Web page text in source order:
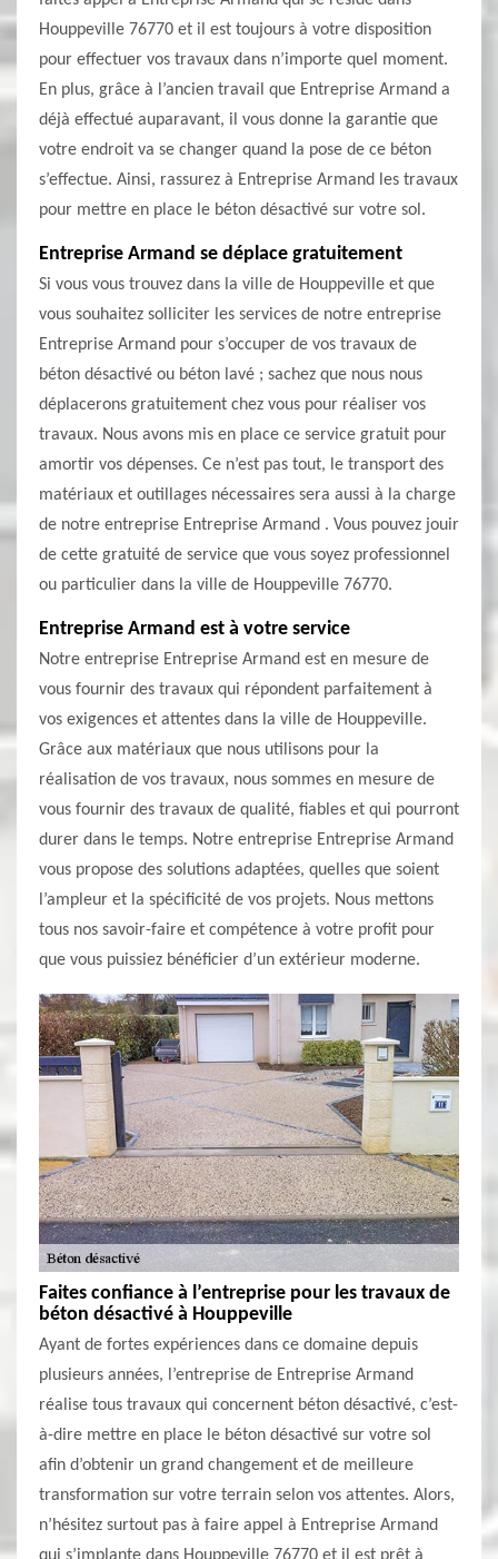
Houppeville 76770 et il est toujours à votre disposition
pour effectuer vos travaux dans n’importe quel moment.
En plus, grâce à l’ancien travail que Entreprise Armand a
déjà effectué auparavant, il vous donne la garantie que
votre endroit va se changer quand la pose de ce béton
s’effectue. Ainsi, rassurez à Entreprise Armand les travaux
pour mettre en place le béton désactivé sur votre sol.
Entreprise Armand se déplace gratuitement
Si vous vous trouvez dans la ville de Houppeville et que
vous souhaitez solliciter les services de notre entreprise
Entreprise Armand pour s’occuper de vos travaux de
béton désactivé ou béton lavé ; sachez que nous nous
déplacerons gratuitement chez vous pour réaliser vos
travaux. Nous avons mis en place ce service gratuit pour
amortir vos dépenses. Ce n’est pas tout, le transport des
matériaux et outillages nécessaires sera aussi à la charge
de notre entreprise Entreprise Armand . Vous pouvez jouir
de cette gratuité de service que vous soyez professionnel
ou particulier dans la ville de Houppeville 76770.
Entreprise Armand est à votre service
Notre entreprise Entreprise Armand est en mesure de
vous fournir des travaux qui répondent parfaitement à
vos exigences et attentes dans la ville de Houppeville.
Grâce aux matériaux que nous utilisons pour la
réalisation de vos travaux, nous sommes en mesure de
vous fournir des travaux de qualité, fiables et qui pourront
durer dans le temps. Notre entreprise Entreprise Armand
vous propose des solutions adaptées, quelles que soient
l’ampleur et la spécificité de vos projets. Nous mettons
tous nos savoir-faire et compétence à votre profit pour
que vous puissiez bénéficier d’un extérieur moderne.
Faites confiance à l’entreprise pour les travaux de
béton désactivé à Houppeville
Ayant de fortes expériences dans ce domaine depuis
plusieurs années, l’entreprise de Entreprise Armand
réalise tous travaux qui concernent béton désactivé, c’est-
à-dire mettre en place le béton désactivé sur votre sol
afin d’obtenir un grand changement et de meilleure
transformation sur votre terrain selon vos attentes. Alors,
n’hésitez surtout pas à faire appel à Entreprise Armand